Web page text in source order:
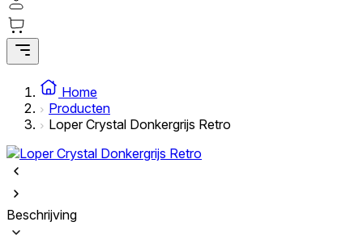
Home
Producten
Loper Crystal Donkergrijs Retro
Beschrijving
Statistische cookies helpen website-eigenaren te begrijpen hoe bezoekers
omgaan met websites door anoniem informatie te verzamelen en te
rapporteren.
Marketing
Marketingcookies worden gebruikt om gebruikers over websites te volgen.
Het doel is om advertenties weer te geven die relevant en interessant zijn